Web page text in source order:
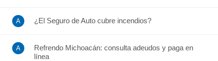
¿El Seguro de Auto cubre incendios?
Refrendo Michoacán: consulta adeudos y paga en
línea